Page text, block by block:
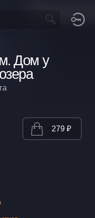
Дом у
279 ₽